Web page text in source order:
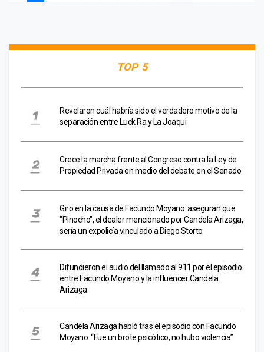
TOP 5
Revelaron cuál habría sido el verdadero motivo de la
separación entre Luck Ra y La Joaqui
Crece la marcha frente al Congreso contra la Ley de
Propiedad Privada en medio del debate en el Senado
Giro en la causa de Facundo Moyano: aseguran que
"Pinocho", el dealer mencionado por Candela Arizaga,
sería un expolicía vinculado a Diego Storto
Difundieron el audio del llamado al 911 por el episodio
entre Facundo Moyano y la influencer Candela
Arizaga
Candela Arizaga habló tras el episodio con Facundo
Moyano: “Fue un brote psicótico, no hubo violencia”